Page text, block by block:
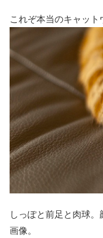
これぞ本当のキャッ
しっぽと前足と肉球
画像。